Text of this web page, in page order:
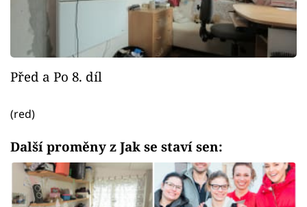
Před a Po 8. díl
(red)
Další proměny z Jak se staví sen: